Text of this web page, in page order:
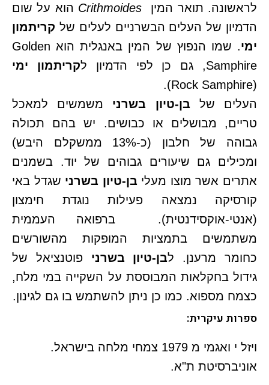
לראשונה. תואר המין Crithmoides הוא על שום
הדמיון של העלים הבשרניים לעלים של קריתמון
ימי
. שמו הנפוץ של המין באנגלית הוא Golden
Samphire, גם כן לפי הדמיון ל
קריתמון ימי
(Rock Samphire).
העלים שלבן-טיון בשרני משמשים למאכל
טריים, מבושלים או כבושים. יש בהם תכולה
גבוהה של חלבון (כ-13% ממשקלם היבש)
ומכילים גם שיעורים גבוהים של יוד. בשמנים
אתרים אשר מוצו מעליבן-טיון בשרני שגדל באי
קורסיקה נמצאה פעילות נוגדת חימצון
(אנטי-אוקסידנטית). ברפואה העממית
משתמשים בתמציות המופקות מהשורשים
כחומר מרענן. לבן-טיון בשרני פוטנציאל של
גידול בחקלאות המבוססת על השקייה במי מלח,
כצמח מספוא. כמו כן ניתן להשתמש בו גם לגינון.
ספרות עיקרית:
ויזל י ואגמי מ 1979 צמחי מלחה בישראל.
אוניברסיטת ת"א.